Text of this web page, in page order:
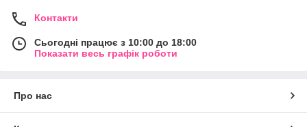
Контакти
Сьогодні працює з 10:00 до 18:00
Показати весь графік роботи
Про нас